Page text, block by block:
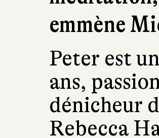
emmène
Peter est
ans,
dénicheur
Rebecca